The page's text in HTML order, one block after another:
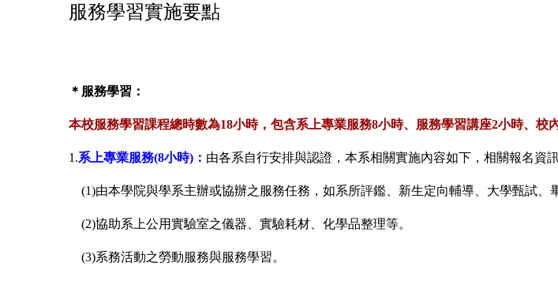
服務學習實施要點
＊服務學習：
本校服務學習課程總時數為18小時，包含系上專業服務8小時、服務學習講座2小時、校
1.系上專業服務(8小時) ： 由各系自行安排與認證，本系相關實施內容如下， 相關報名資
(1)由本學院與學系主辦或協辦之服務任務，如系所評鑑、新生定向輔導、大學甄試、
(2)協助系上公用實驗室之儀器、實驗耗材、化學品整理等。
(3)系務活動之勞動服務與服務學習。